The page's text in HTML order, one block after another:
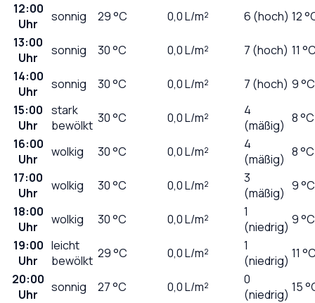
12:00
Uhr
sonnig 29°C 0,0L/m² 6 (hoch) 12
13:00
Uhr
sonnig 30°C 0,0L/m² 7 (hoch) 11
14:00
Uhr
sonnig 30°C 0,0L/m² 7 (hoch) 9 °C
15:00
Uhr
stark
bewölkt 30°C 0,0L/m²
4
(mäßig) 8 °C
16:00
Uhr
wolkig 30°C 0,0L/m²
4
(mäßig) 8 °C
17:00
Uhr
wolkig 30°C 0,0L/m²
3
(mäßig) 9 °C
18:00
Uhr
wolkig 30°C 0,0L/m²
1
(niedrig) 9 °C
19:00
Uhr
leicht
bewölkt 29°C 0,0L/m²
1
(niedrig) 11
20:00
Uhr
sonnig 27°C 0,0L/m²
0
(niedrig) 15